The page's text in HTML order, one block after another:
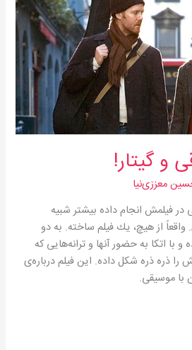
و گیتار!
معززی‌نیا
در فیلمش انجام داده بیشتر شبیه
از هیچ، یك فیلم ساخته. به دو
و با اتكا به حضور آنها و ترانه‌هایی كه
را ذره ذره شكل داده. این فیلم درباره‌ی
با موسیقی.